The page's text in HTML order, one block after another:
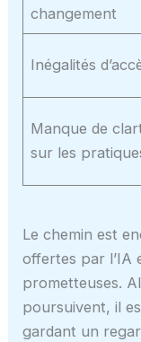
changement
Inégalités
Manque de
sur les
Le chemin est
offertes par l’IA
prometteuses.
poursuivent, il
gardant un